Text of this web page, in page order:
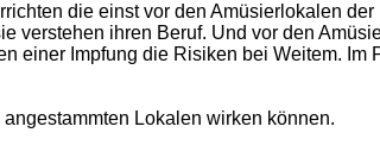
die einst vor den Amüsierlokalen
verstehen ihren Beruf. Und vor den
einer Impfung die Risiken bei Weitem.
Lokalen wirken können.